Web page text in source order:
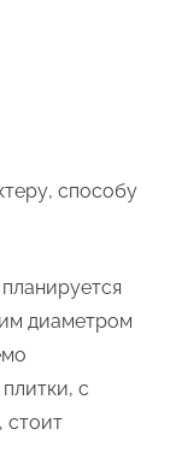
способу
диаметром
с
стоит